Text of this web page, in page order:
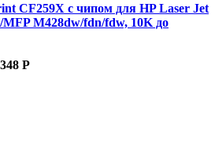
CF259X с чипом для HP Laser Jet
M428dw/fdn/fdw, 10K до
348 Р